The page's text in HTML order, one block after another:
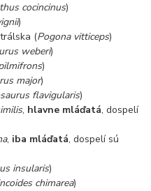
cocincinus)
)
(Pogona vitticeps)
weberi)
)
major)
flavigularis)
, hlavne mláďatá, dospelí
, iba mláďatá, dospelí sú
insularis)
chimarea)